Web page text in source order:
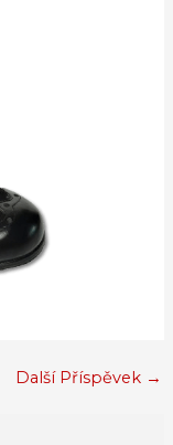
Další Příspěvek →